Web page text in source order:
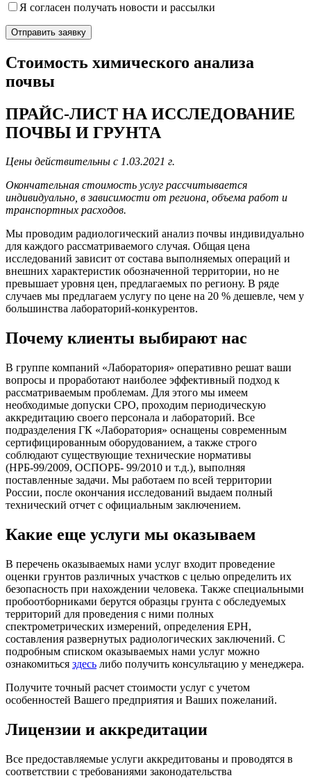
Я согласен получать новости и рассылки
Стоимость химического анализа
почвы
ПРАЙС-ЛИСТ НА ИССЛЕДОВАНИЕ
ПОЧВЫ И ГРУНТА
Цены действительны с 1.03.2021 г.
Окончательная стоимость услуг рассчитывается
индивидуально, в зависимости от региона, объема работ и
транспортных расходов.
Мы проводим радиологический анализ почвы индивидуально
для каждого рассматриваемого случая. Общая цена
исследований зависит от состава выполняемых операций и
внешних характеристик обозначенной территории, но не
превышает уровня цен, предлагаемых по региону. В ряде
случаев мы предлагаем услугу по цене на 20 % дешевле, чем у
большинства лабораторий-конкурентов.
Почему клиенты выбирают нас
В группе компаний «Лаборатория» оперативно решат ваши
вопросы и проработают наиболее эффективный подход к
рассматриваемым проблемам. Для этого мы имеем
необходимые допуски СРО, проходим периодическую
аккредитацию своего персонала и лабораторий. Все
подразделения ГК «Лаборатория» оснащены современным
сертифицированным оборудованием, а также строго
соблюдают существующие технические нормативы
(НРБ-99/2009, ОСПОРБ- 99/2010 и т.д.), выполняя
поставленные задачи. Мы работаем по всей территории
России, после окончания исследований выдаем полный
технический отчет с официальным заключением.
Какие еще услуги мы оказываем
В перечень оказываемых нами услуг входит проведение
оценки грунтов различных участков с целью определить их
безопасность при нахождении человека. Также специальными
пробоотборниками берутся образцы грунта с обследуемых
территорий для проведения с ними полных
спектрометрических измерений, определения ЕРН,
составления развернутых радиологических заключений. С
подробным списком оказываемых нами услуг можно
ознакомиться здесь либо получить консультацию у менеджера.
Получите точный расчет стоимости услуг с учетом
особенностей Вашего предприятия и Ваших пожеланий.
Лицензии и аккредитации
Все предоставляемые услуги аккредитованы и проводятся в
соответствии с требованиями законодательства